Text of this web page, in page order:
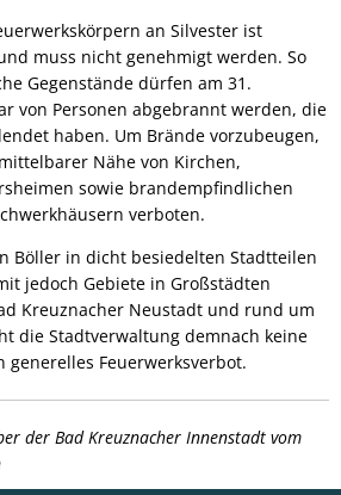
an Silvester ist
muss nicht genehmigt werden. So
Gegenstände dürfen am 31.
von Personen abgebrannt werden, die
haben. Um Brände vorzubeugen,
Nähe von Kirchen,
sowie brandempfindlichen
verboten.
Böller in dicht besiedelten Stadtteilen
jedoch Gebiete in Großstädten
Kreuznacher Neustadt und rund um
die Stadtverwaltung demnach keine
generelles Feuerwerksverbot.
der Bad Kreuznacher Innenstadt vom